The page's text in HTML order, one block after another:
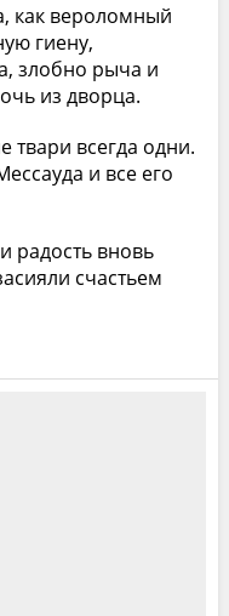
как вероломный
гиену,
злобно рыча и
из дворца.
твари всегда одни.
и все его
радость вновь
счастьем